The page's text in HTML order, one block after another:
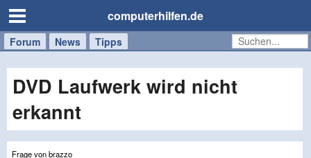
computerhilfen.de
Forum News Tipps
Handy
Tablet
Windows
Mac
DVD Laufwerk wird nicht
erkannt
Frage von brazzo